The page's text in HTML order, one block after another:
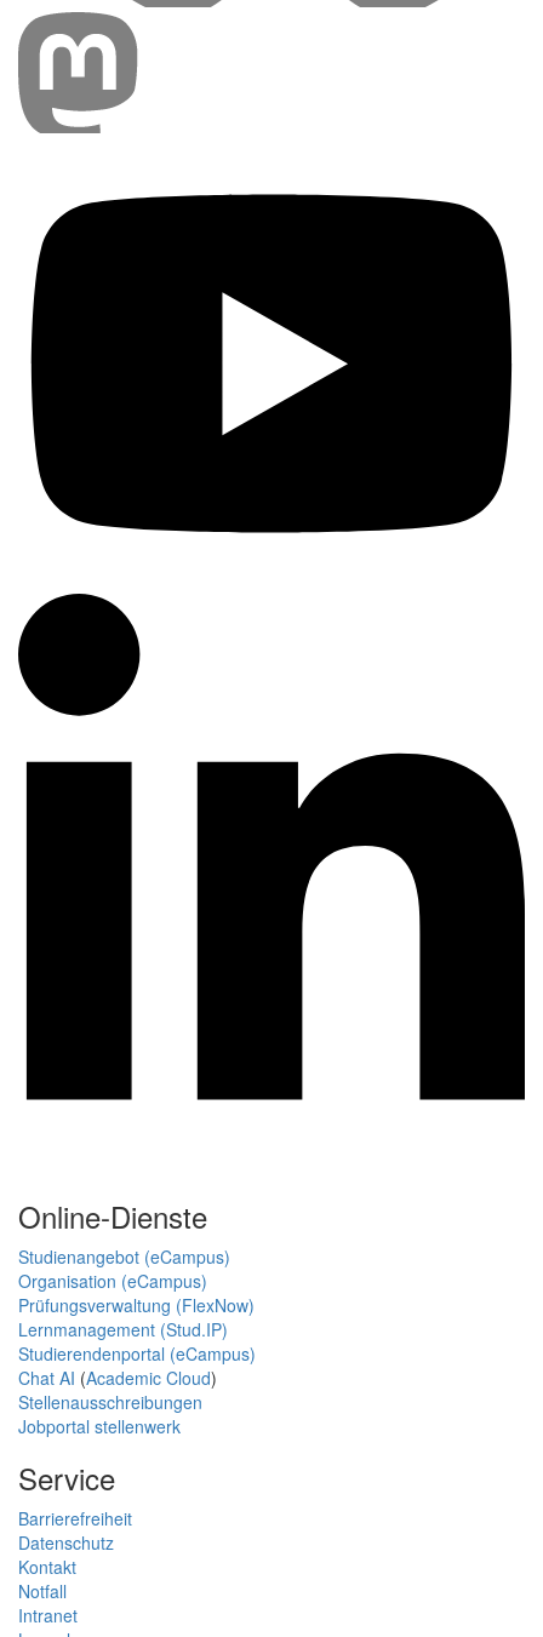
Online-Dienste
Studienangebot (eCampus)
Organisation (eCampus)
Prüfungsverwaltung (FlexNow)
Lernmanagement (Stud.IP)
Studierendenportal (eCampus)
Chat AI (Academic Cloud)
Stellenausschreibungen
Jobportal stellenwerk
Service
Barrierefreiheit
Datenschutz
Kontakt
Notfall
Intranet